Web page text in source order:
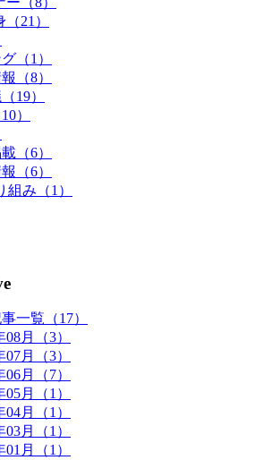
21）
（1）
（8）
19）
）
（6）
（6）
組み（1）
一覧（17）
08月（3）
07月（3）
06月（7）
05月（1）
04月（1）
03月（1）
01月（1）